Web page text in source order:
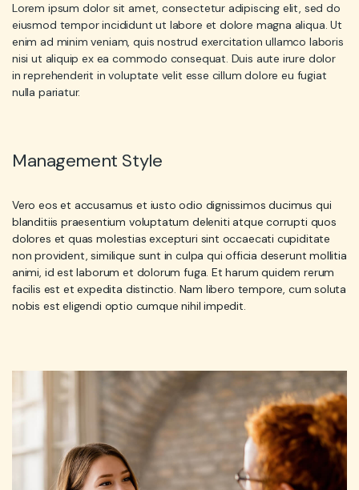
Lorem ipsum dolor sit amet, consectetur adipiscing elit, sed do
eiusmod tempor incididunt ut labore et dolore magna aliqua. Ut
enim ad minim veniam, quis nostrud exercitation ullamco laboris
nisi ut aliquip ex ea commodo consequat. Duis aute irure dolor
in reprehenderit in voluptate velit esse cillum dolore eu fugiat
nulla pariatur.
Management Style
Vero eos et accusamus et iusto odio dignissimos ducimus qui
blanditiis praesentium voluptatum deleniti atque corrupti quos
dolores et quas molestias excepturi sint occaecati cupiditate
non provident, similique sunt in culpa qui officia deserunt mollitia
animi, id est laborum et dolorum fuga. Et harum quidem rerum
facilis est et expedita distinctio. Nam libero tempore, cum soluta
nobis est eligendi optio cumque nihil impedit.